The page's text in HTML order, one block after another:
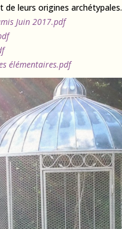
de leurs origines archétypales.
Juin 2017.pdf
élémentaires.pdf